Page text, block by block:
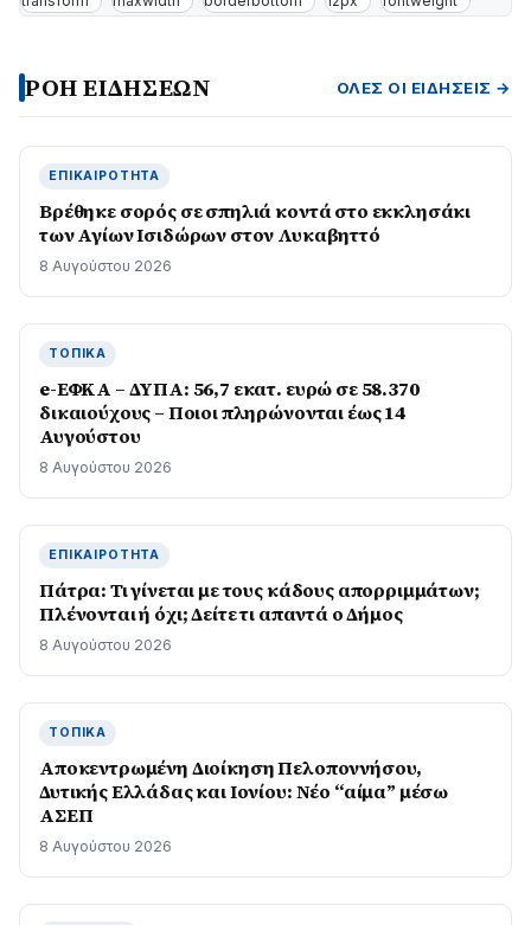
ΡΟΗ ΕΙΔΗΣΕΩΝ ΌΛΕΣ ΟΙ ΕΙΔΉΣΕΙΣ →
ΕΠΙΚΑΙΡΌΤΗΤΑ
Βρέθηκε σορός σε σπηλιά κοντά στο εκκλησάκι
των Αγίων Ισιδώρων στον Λυκαβηττό
8 Αυγούστου 2026
ΤΟΠΙΚΆ
e-ΕΦΚΑ – ΔΥΠΑ: 56,7 εκατ. ευρώ σε 58.370
δικαιούχους – Ποιοι πληρώνονται έως 14
Αυγούστου
8 Αυγούστου 2026
ΕΠΙΚΑΙΡΌΤΗΤΑ
Πάτρα: Τι γίνεται με τους κάδους απορριμμάτων;
Πλένονται ή όχι; Δείτε τι απαντά ο Δήμος
8 Αυγούστου 2026
ΤΟΠΙΚΆ
Αποκεντρωμένη Διοίκηση Πελοποννήσου,
Δυτικής Ελλάδας και Ιονίου: Νέο “αίμα” μέσω
ΑΣΕΠ
8 Αυγούστου 2026